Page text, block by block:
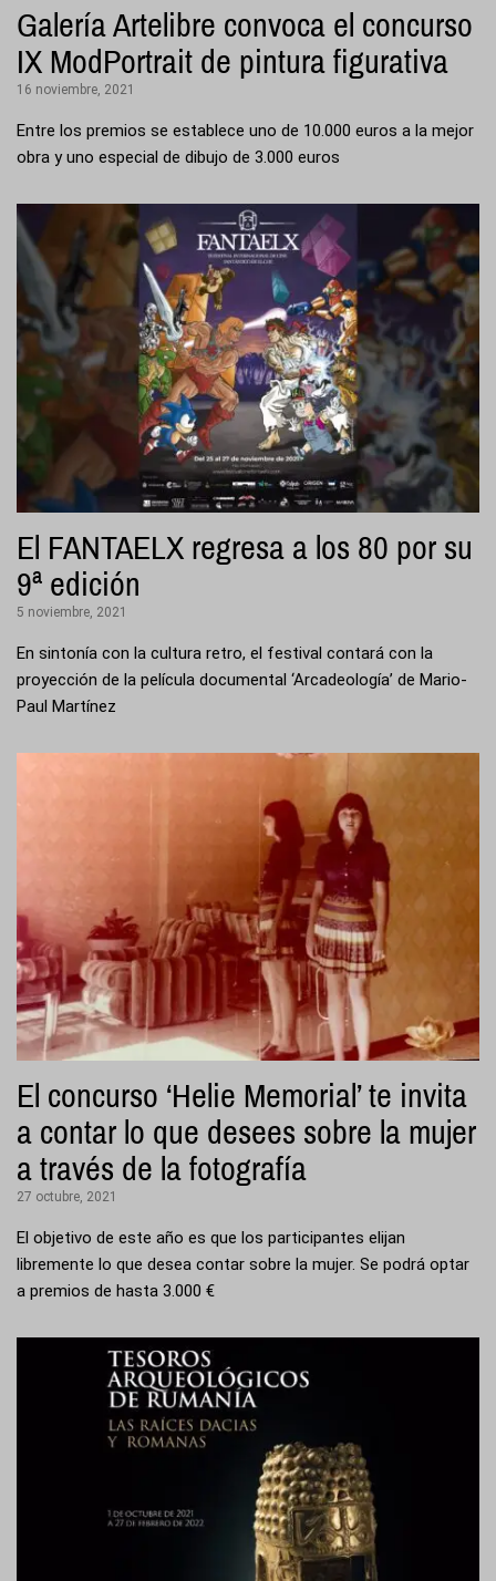
Galería Artelibre convoca el concurso
IX ModPortrait de pintura figurativa
16 noviembre, 2021
Entre los premios se establece uno de 10.000 euros a la mejor
obra y uno especial de dibujo de 3.000 euros
El FANTAELX regresa a los 80 por su
9ª edición
5 noviembre, 2021
En sintonía con la cultura retro, el festival contará con la
proyección de la película documental ‘Arcadeología’ de Mario-
Paul Martínez
El concurso ‘Helie Memorial’ te invita
a contar lo que desees sobre la mujer
a través de la fotografía
27 octubre, 2021
El objetivo de este año es que los participantes elijan
libremente lo que desea contar sobre la mujer. Se podrá optar
a premios de hasta 3.000 €